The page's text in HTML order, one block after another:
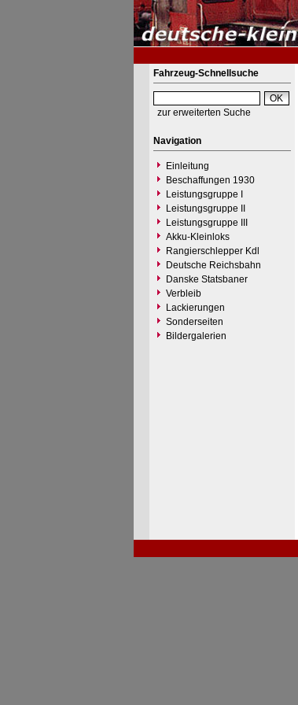
Fahrzeug-Schnellsuche
zur erweiterten Suche
Navigation
Einleitung
Beschaffungen 1930
Leistungsgruppe I
Leistungsgruppe II
Leistungsgruppe III
Akku-Kleinloks
Rangierschlepper Kdl
Deutsche Reichsbahn
Danske Statsbaner
Verbleib
Lackierungen
Sonderseiten
Bildergalerien